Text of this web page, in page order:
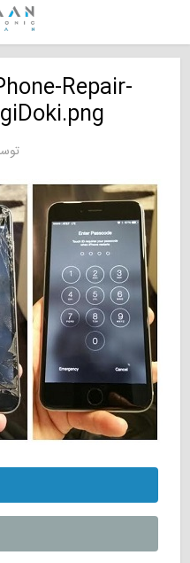
Repair-